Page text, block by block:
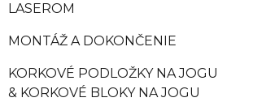
LASEROM
MONTÁŽ A DOKONČENIE
KORKOVÉ PODLOŽKY NA JOGU
& KORKOVÉ BLOKY NA JOGU